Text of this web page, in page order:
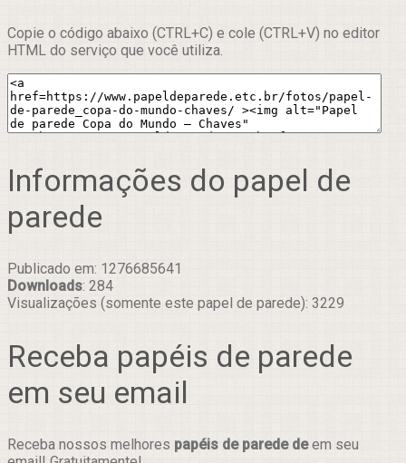
Copie o código abaixo (CTRL+C) e cole (CTRL+V) no editor
HTML do serviço que você utiliza.
Informações do papel de
parede
Publicado em: 1276685641
Downloads: 284
Visualizações (somente este papel de parede): 3229
Receba papéis de parede
em seu email
Receba nossos melhores papéis de parede deem seu